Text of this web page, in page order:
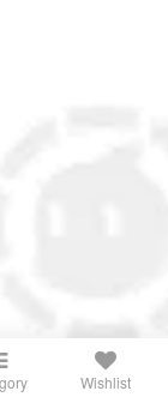
Wishlist